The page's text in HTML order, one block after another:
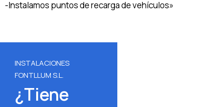
-Instalamos puntos de recarga de vehículos»
INSTALACIONES
FONTLLUM S.L.
¿Tiene